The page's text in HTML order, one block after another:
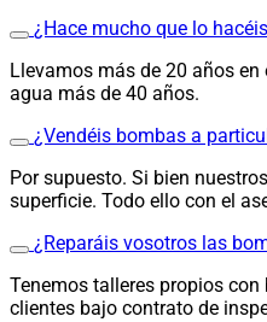
¿Hace mucho que lo
Llevamos más de 20 años
agua más de 40 años.
¿Vendéis bombas a
Por supuesto. Si bien
superficie. Todo ello con el
¿Reparáis vosotros las
Tenemos talleres propios
clientes bajo contrato de